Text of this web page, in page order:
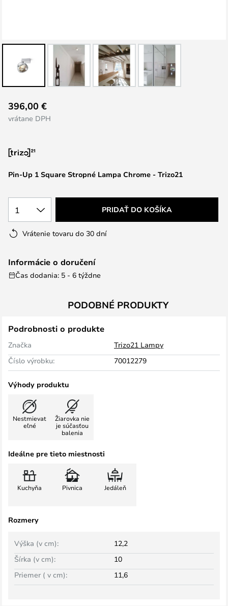
na
začiatok
obrázkov
Pin-Up 1 Square Stropné Lampa Chrome - Trizo21
396,00 €
vrátane DPH
1 PRIDAŤ DO KOŠÍKA
Vrátenie tovaru do 30 dní
Informácie o doručení
Čas dodania: 5 - 6 týždne
PODOBNÉ PRODUKTY
Podrobnosti o produkte
Značka
Trizo21 Lampy
Číslo výrobku:
70012279
Výhody produktu
Nestmievat
eľné
Žiarovka nie
je súčasťou
balenia
Ideálne pre tieto miestnosti
Kuchyňa Pivnica Jedáleň
Rozmery
Šírka (v cm): 10
Výška (v cm): 12,2
Priemer ( v cm): 11,6